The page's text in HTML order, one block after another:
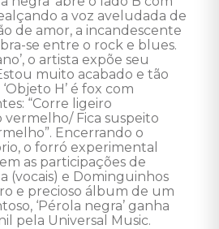
a voz aveludada de
de amor, a incandescente
se entre o rock e blues.
o artista expõe seu
muito acabado e tão
H’ é fox com
“Corre ligeiro
Fica suspeito
Encerrando o
o forró experimental
as participações de
(vocais) e Dominguinhos
e precioso álbum de um
‘Pérola negra’ ganha
pela Universal Music.